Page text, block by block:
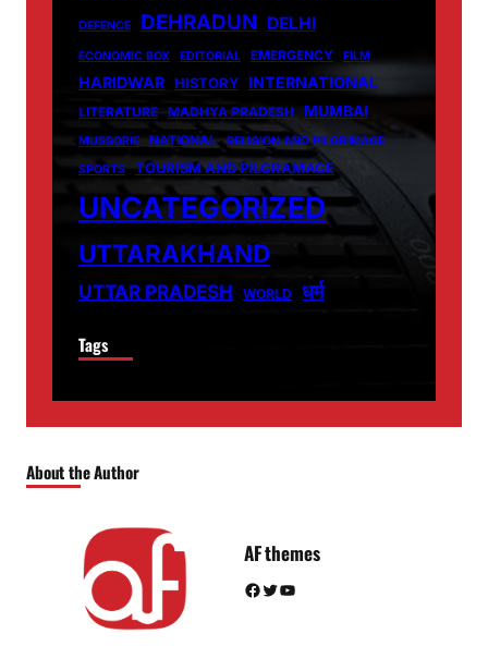
DEFENCE DEHRADUN DELHI
ECONOMIC BOX EDITORIAL EMERGENCY FILM
HARIDWAR HISTORY INTERNATIONAL
LITERATURE MADHYA PRADESH MUMBAI
MUSSORIE NATIONAL
RELIGION AND PILGRIMAGE
SPORTS
TOURISM AND PILGRAMAGE
UNCATEGORIZED
UTTARAKHAND
UTTAR PRADESH WORLD धर्म
Tags
About the Author
AF themes
Facebook Twitter YouTube